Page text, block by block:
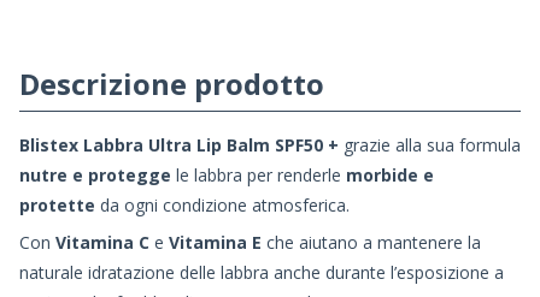
Descrizione prodotto
Blistex Labbra Ultra Lip Balm SPF50 + grazie alla sua formula
nutre e protegge le labbra per renderle morbide e
protette da ogni condizione atmosferica.
Con Vitamina C e Vitamina E che aiutano a mantenere la
naturale idratazione delle labbra anche durante l’esposizione a